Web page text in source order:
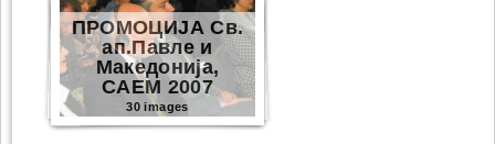
ПРОМОЦИЈА Св.
ап.Павле и
Македонија,
САЕМ 2007
30 images